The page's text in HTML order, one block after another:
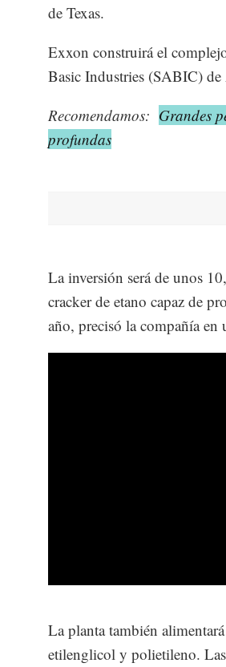
de Texas.
Exxon construirá el
Basic Industries (SABIC) de
Recomendamos: Grandes
profundas
La inversión será de unos
cracker de etano capaz de
año, precisó la compañía en
La planta también
etilenglicol y polietileno.